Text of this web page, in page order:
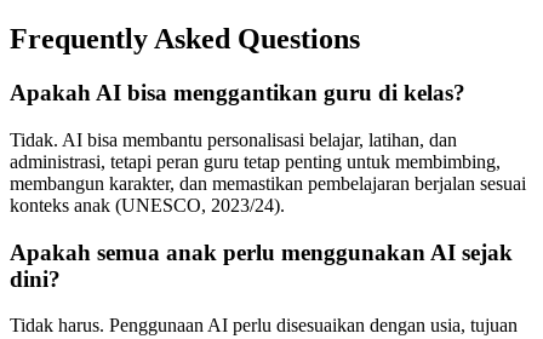
Frequently Asked Questions
Apakah AI bisa menggantikan guru di kelas?
Tidak. AI bisa membantu personalisasi belajar, latihan, dan
administrasi, tetapi peran guru tetap penting untuk membimbing,
membangun karakter, dan memastikan pembelajaran berjalan sesuai
konteks anak (UNESCO, 2023/24).
Apakah semua anak perlu menggunakan AI sejak
dini?
Tidak harus. Penggunaan AI perlu disesuaikan dengan usia, tujuan